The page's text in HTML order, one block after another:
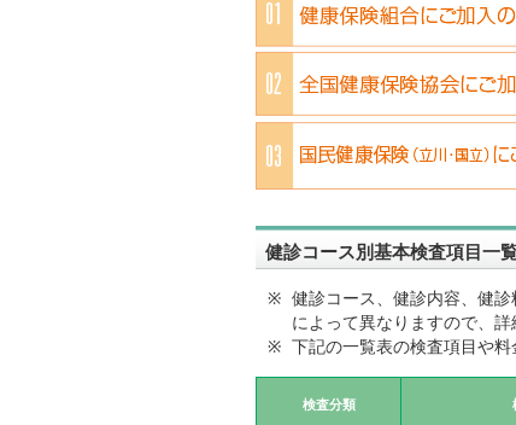
健診コース別基本検査項目一
※
健診コース、健診内容、健
によって異なりますので、
※
下記の一覧表の検査項目や料
検査分類